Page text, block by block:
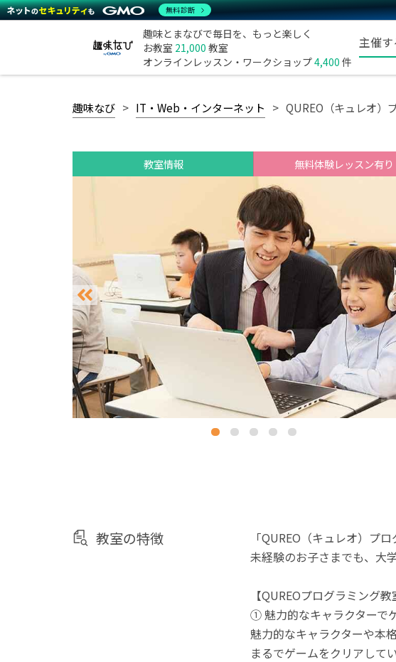
趣味とまなびで毎日を、もっと楽しく
お教室 21,000 教室
オンラインレッスン・ワークショップ4,400 件
主催す
趣味なび IT・Web・インターネット QUREO（キュレオ）
教室情報 無料体験レッスン有り
教室の特徴
「QUREO（キュレオ）プ
未経験のお子さまでも、大
【QUREOプログラミング教
① 魅力的なキャラクターで
魅力的なキャラクターや本
まるでゲームをクリアして
無料診断